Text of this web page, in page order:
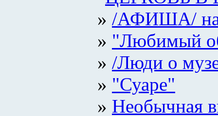
/АФИША/ на
"Любимый
/Люди о
"Суаре"
Необычная